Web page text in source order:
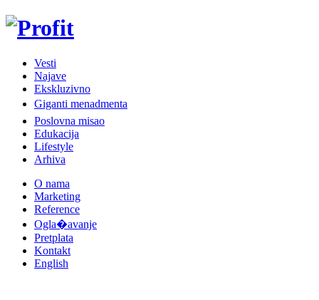
Vesti
Najave
Ekskluzivno
Giganti menadmenta
Poslovna misao
Edukacija
Lifestyle
Arhiva
O nama
Marketing
Reference
Ogla�avanje
Pretplata
Kontakt
English